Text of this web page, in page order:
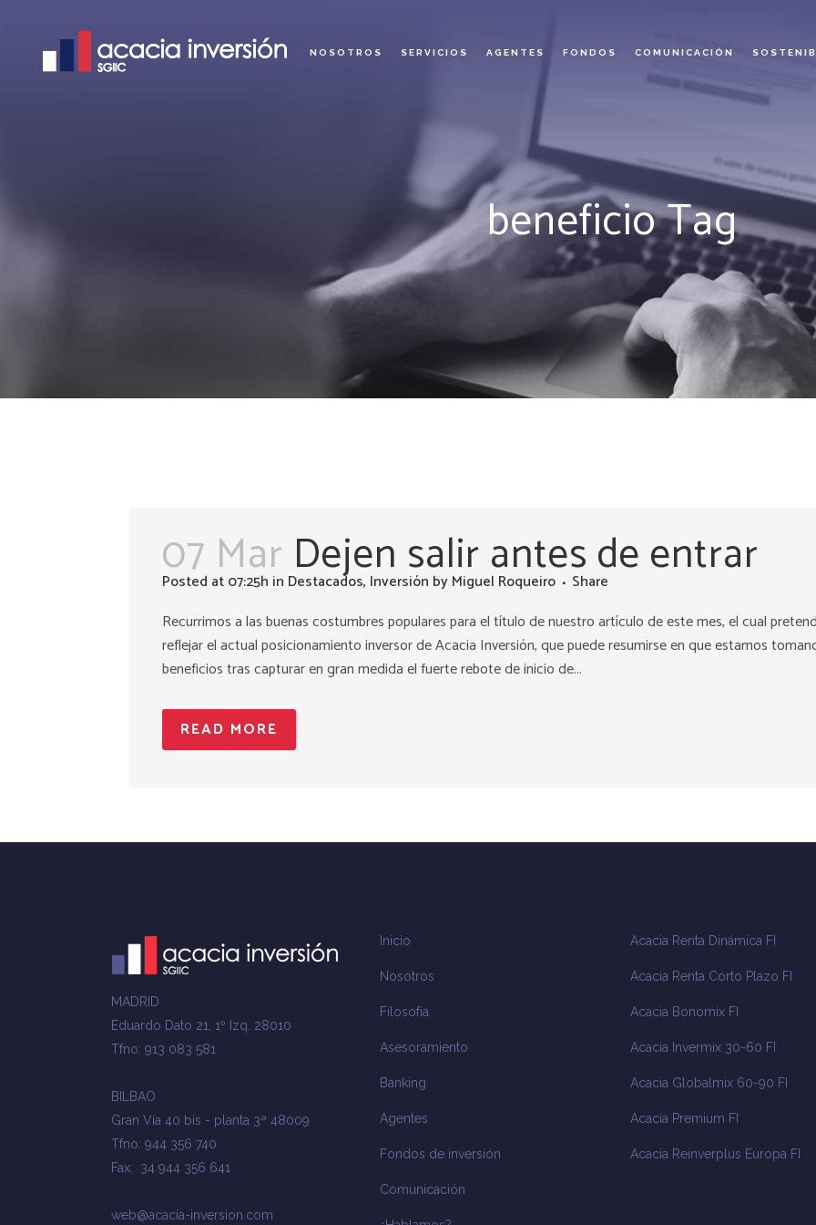
NOSOTROS SERVICIOS AGENTES FONDOS COMUNICACIÓN
beneficio Tag
07 Mar Dejen salir antes de entrar
Posted at 07:25h in Destacados, Inversión byMiguel Roqueiro
Share
Recurrimos a las buenas costumbres populares para el título de nuestro artículo de este mes, el cual
reflejar el actual posicionamiento inversor de Acacia Inversión, que puede resumirse en que estamos
beneficios tras capturar en gran medida el fuerte rebote de inicio de...
READ MORE
MADRID
Eduardo Dato 21, 1º Izq. 28010
Tfno: 913 083 581
BILBAO
Gran Vía 40 bis - planta 3ª 48009
Tfno: 944 356 740
Fax: 34 944 356 641
web@acacia-inversion.com
Inicio
Nosotros
Filosofía
Asesoramiento
Banking
Agentes
Fondos de inversión
Comunicación
Acacia Renta Dinámica FI
Acacia Renta Corto Plazo FI
Acacia Bonomix FI
Acacia Invermix 30-60 FI
Acacia Globalmix 60-90 FI
Acacia Premium FI
Acacia Reinverplus Europa FI